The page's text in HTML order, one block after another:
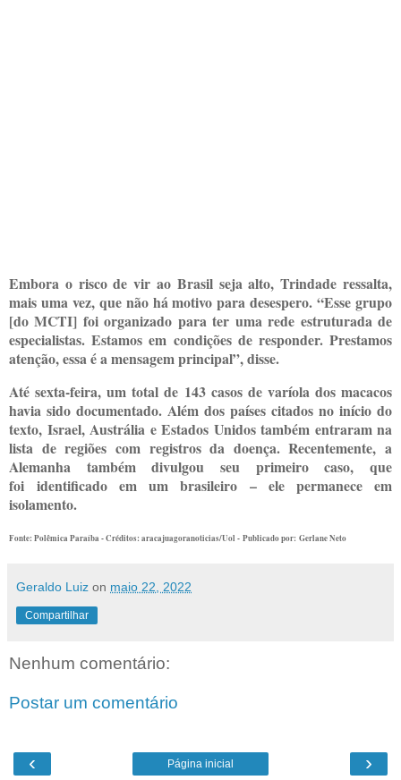
Embora o risco de vir ao Brasil seja alto, Trindade ressalta,
mais uma vez, que não há motivo para desespero. “Esse grupo
[do MCTI] foi organizado para ter uma rede estruturada de
especialistas. Estamos em condições de responder. Prestamos
atenção, essa é a mensagem principal”, disse.
Até sexta-feira, um total de 143 casos de varíola dos macacos
havia sido documentado. Além dos países citados no início do
texto, Israel, Austrália e Estados Unidos também entraram na
lista de regiões com registros da doença. Recentemente, a
Alemanha também divulgou seu primeiro caso, que
foi identificado em um brasileiro – ele permanece em
isolamento.
Fonte: Polêmica Paraíba - Créditos: aracajuagoranoticias/Uol - Publicado por: Gerlane Neto
Geraldo Luiz on maio 22, 2022
Compartilhar
Nenhum comentário:
Postar um comentário
‹ ›
Página inicial